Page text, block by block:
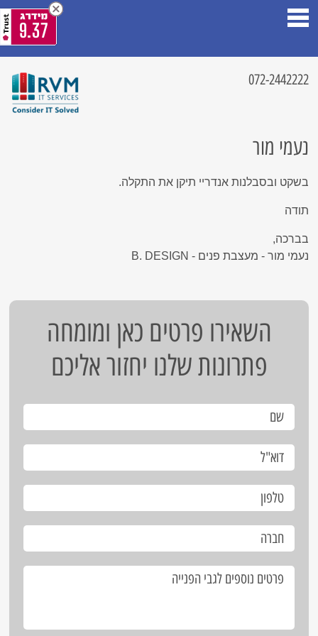
072-2442222
נעמי מור
בשקט ובסבלנות אנדריי תיקן את התקלה.
תודה
בברכה,
נעמי מור - מעצבת פנים - B. DESIGN
השאירו פרטים כאן ומומחה
פתרונות שלנו יחזור אליכם
9.37